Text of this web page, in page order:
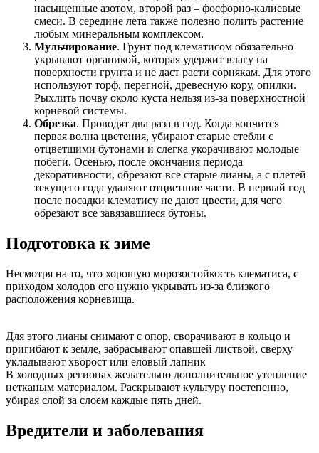
насыщенные азотом, второй раз – фосфорно-калиевые
смеси. В середине лета также полезно полить растение
любым минеральным комплексом.
Мульчирование. Грунт под клематисом обязательно
укрывают органикой, которая удержит влагу на
поверхности грунта и не даст расти сорнякам. Для этого
используют торф, перегной, древесную кору, опилки.
Рыхлить почву около куста нельзя из-за поверхностной
корневой системы.
Обрезка. Проводят два раза в год. Когда кончится
первая волна цветения, убирают старые стебли с
отцветшими бутонами и слегка укорачивают молодые
побеги. Осенью, после окончания периода
декоративности, обрезают все старые лианы, а с плетей
текущего года удаляют отцветшие части. В первый год
после посадки клематису не дают цвести, для чего
обрезают все завязавшиеся бутоны.
Подготовка к зиме
Несмотря на то, что хорошую морозостойкость клематиса, с
приходом холодов его нужно укрывать из-за близкого
расположения корневища.
Для этого лианы снимают с опор, сворачивают в кольцо и
пригибают к земле, забрасывают опавшей листвой, сверху
укладывают хворост или еловый лапник
В холодных регионах желательно дополнительное утепление
нетканым материалом. Раскрывают культуру постепенно,
убирая слой за слоем каждые пять дней.
Вредители и заболевания